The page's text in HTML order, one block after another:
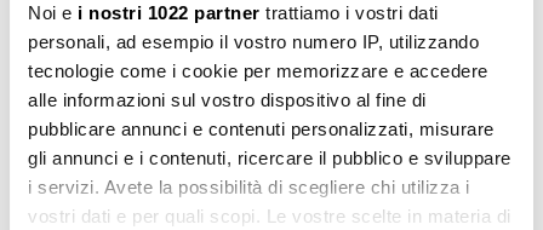
Noi e i nostri 1022 partner trattiamo i vostri dati
personali, ad esempio il vostro numero IP, utilizzando
tecnologie come i cookie per memorizzare e accedere
alle informazioni sul vostro dispositivo al fine di
pubblicare annunci e contenuti personalizzati, misurare
gli annunci e i contenuti, ricercare il pubblico e sviluppare
i servizi. Avete la possibilità di scegliere chi utilizza i
vostri dati e per quali scopi. Le vostre scelte in materia di
Download Area
Installation manual
pdf 2.15 MB
Download
File 3d 3ds
Download